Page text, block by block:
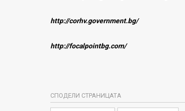
http://corhv.government.bg/
http://focalpointbg.com/
СПОДЕЛИ СТРАНИЦАТА